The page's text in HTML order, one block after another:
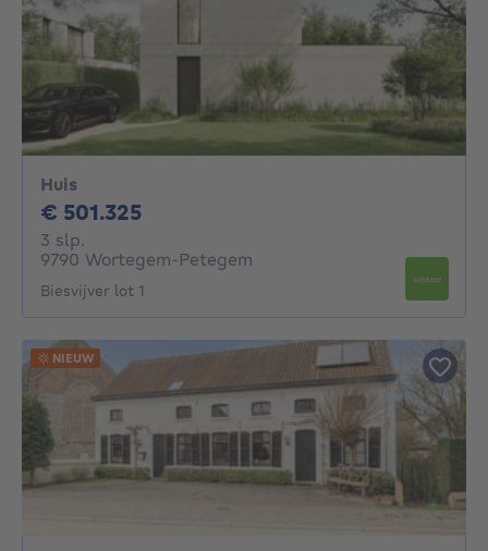
Huis
€ 501.325501325€
3 slp.
9790 Wortegem-Petegem
Biesvijver lot 1
NIEUW